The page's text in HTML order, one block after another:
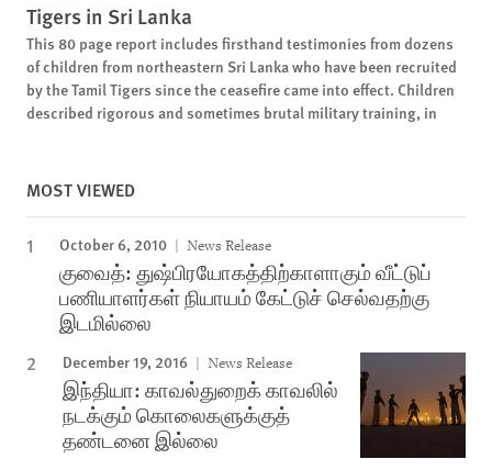
Tigers in Sri Lanka
This 80 page report includes firsthand testimonies from dozens
of children from northeastern Sri Lanka who have been recruited
by the Tamil Tigers since the ceasefire came into effect. Children
described rigorous and sometimes brutal military training, in
MOST VIEWED
October 6, 2010 News Release
குவைத்: துஷ்பிரயோகத்திற்காளாகும் வீட்டுப்
பணியாளர்கள் நியாயம் கேட்டுச் செல்வதற்கு
இடமில்லை
December 19, 2016 News Release
இந்தியா: காவல்துறைக் காவலில்
நடக்கும் கொலைகளுக்குத்
தண்டனை இல்லை